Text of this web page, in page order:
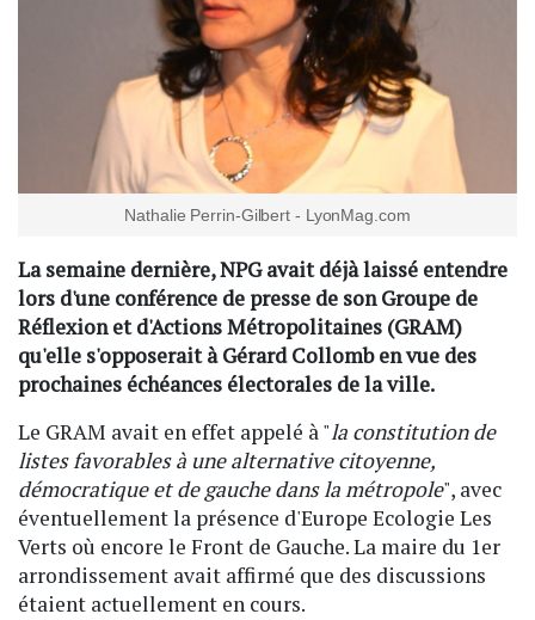
Nathalie Perrin-Gilbert - LyonMag.com
La semaine dernière, NPG avait déjà laissé entendre
lors d'une conférence de presse de son Groupe de
Réflexion et d'Actions Métropolitaines (GRAM)
qu'elle s'opposerait à Gérard Collomb en vue des
prochaines échéances électorales de la ville.
Le GRAM avait en effet appelé à "la constitution de
listes favorables à une alternative citoyenne,
démocratique et de gauche dans la métropole", avec
éventuellement la présence d'Europe Ecologie Les
Verts où encore le Front de Gauche. La maire du 1er
arrondissement avait affirmé que des discussions
étaient actuellement en cours.